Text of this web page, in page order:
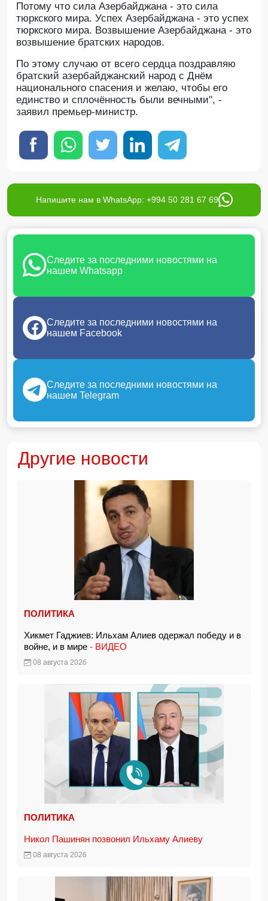
Потому что сила Азербайджана - это сила
тюркского мира. Успех Азербайджана - это успех
тюркского мира. Возвышение Азербайджана - это
возвышение братских народов.
По этому случаю от всего сердца поздравляю
братский азербайджанский народ с Днём
национального спасения и желаю, чтобы его
единство и сплочённость были вечными", -
заявил премьер-министр.
Напишите нам в WhatsApp: +994 50 281 67 69
Следите за последними новостями на
нашем Whatsapp
Следите за последними новостями на
нашем Facebook
Следите за последними новостями на
нашем Telegram
Другие новости
ПОЛИТИКА
Хикмет Гаджиев: Ильхам Алиев одержал победу и в
войне, и в мире - ВИДЕО
08 августа 2026
ПОЛИТИКА
Никол Пашинян позвонил Ильхаму Алиеву
08 августа 2026